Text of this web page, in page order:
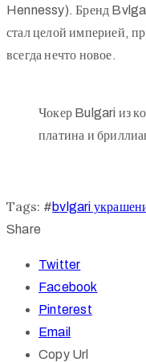
Hennessy). Бренд
стал целой империей,
всегда нечто новое.
Чокер Bulgari из
платина и
Tags: #bvlgari
Share
Twitter
Facebook
Pinterest
Email
Copy Url